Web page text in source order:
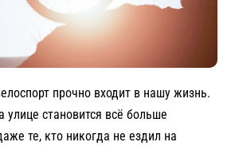
прочно входит в нашу жизнь.
становится всё больше
те, кто никогда не ездил на